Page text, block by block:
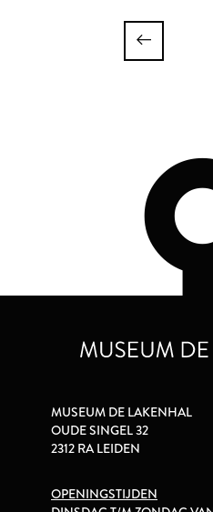
MUSEUM DE LAKENHAL
OUDE SINGEL 32
2312 RA LEIDEN
OPENINGSTIJDEN